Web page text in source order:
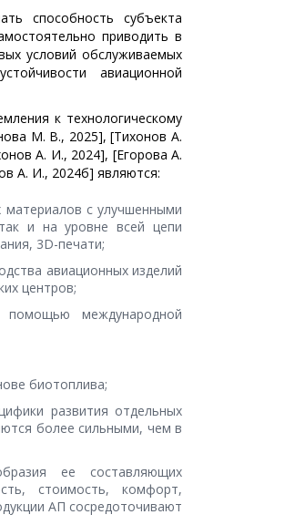
способность субъекта
приводить в
условий обслуживаемых
авиационной
к технологическому
М. В., 2025], [Тихонов А.
А. И., 2024], [Егорова А.
А. И., 2024б] являются:
материалов с улучшенными
и на уровне всей цепи
3D-печати;
авиационных изделий
центров;
международной
биотоплива;
развития отдельных
более сильными, чем в
ее составляющих
стоимость, комфорт,
АП сосредоточивают